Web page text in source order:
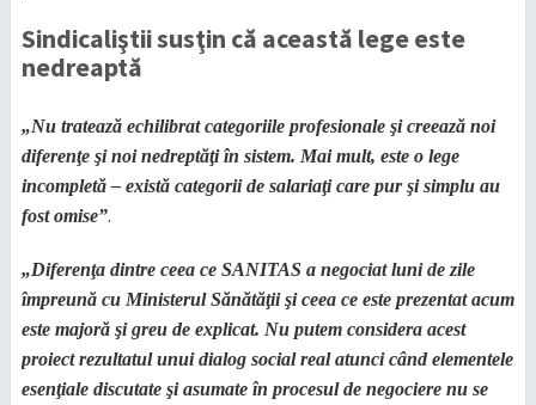
Sindicaliştii susţin că această lege este
nedreaptă
„Nu tratează echilibrat categoriile profesionale şi creează noi
diferenţe şi noi nedreptăţi în sistem. Mai mult, este o lege
incompletă – există categorii de salariaţi care pur şi simplu au
fost omise”.
„Diferenţa dintre ceea ce SANITAS a negociat luni de zile
împreună cu Ministerul Sănătăţii şi ceea ce este prezentat acum
este majoră şi greu de explicat. Nu putem considera acest
proiect rezultatul unui dialog social real atunci când elementele
esenţiale discutate şi asumate în procesul de negociere nu se